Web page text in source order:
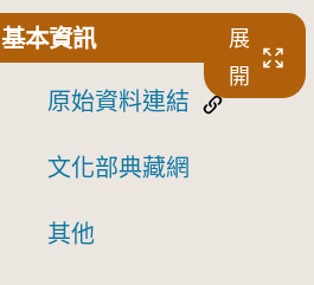
基本資訊
展
開
原始資料連結
文化部典藏網
其他